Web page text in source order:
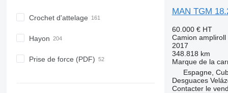
Crochet d'attelage
Hayon
Prise de force (PDF)
MAN TGM
60.000 € HT
Camion ampliroll
2017
348.818 km
Marque de la
Espagne,
Desguaces
Contacter le